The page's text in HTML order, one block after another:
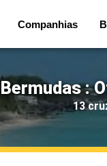
Companhias
:
13